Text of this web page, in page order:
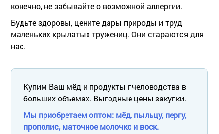
конечно, не забывайте о возможной аллергии.
Будьте здоровы, цените дары природы и труд
маленьких крылатых тружениц. Они стараются для
нас.
Купим Ваш мёд и продукты пчеловодства в
больших объемах. Выгодные цены закупки.
Мы приобретаем оптом: мёд, пыльцу, пергу,
прополис, маточное молочко и воск.